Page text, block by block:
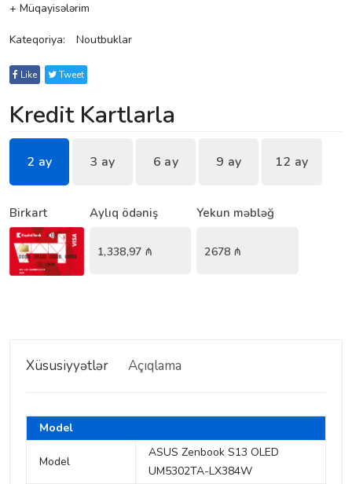
+ Müqayisələrim
Kateqoriya: Noutbuklar
Like Tweet
Kredit Kartlarla
2 ay 3 ay 6 ay 9 ay 12 ay
Birkart Aylıq ödəniş
1,338,97 ₼
Yekun məbləğ
2678 ₼
Xüsusiyyətlər Açıqlama
Model
Model
ASUS Zenbook S13 OLED
UM5302TA-LX384W